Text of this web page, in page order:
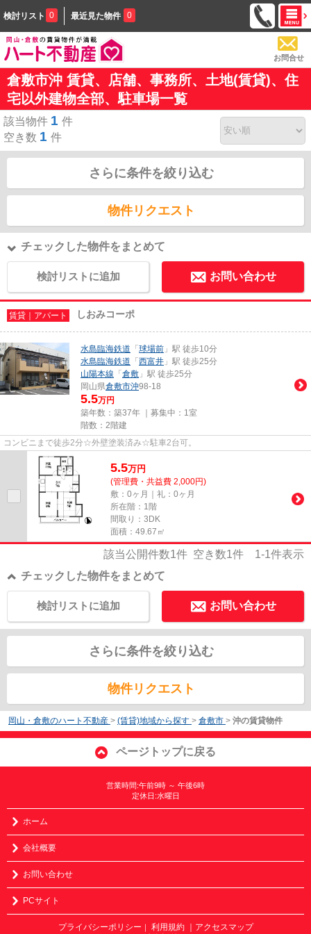
検討リスト 0 最近見た物件 0
お問合せ
倉敷市沖 賃貸、店舗、事務所、土地(賃貸)、住
宅以外建物全部、駐車場一覧
該当物件 1 件
空き数 1 件
さらに条件を絞り込む
物件リクエスト
チェックした物件をまとめて
検討リストに追加 お問い合わせ
賃貸｜アパート しおみコーポ
水島臨海鉄道 「 球場前 」駅 徒歩10分
水島臨海鉄道 「 西富井 」駅 徒歩25分
山陽本線 「 倉敷 」駅 徒歩25分
岡山県倉敷市沖98-18
5.5万円
築年数：築37年 ｜募集中： 1室
階数：2階建
コンビニまで徒歩2分☆外壁塗装済み☆駐車2台可。
5.5万円
(管理費・共益費 2,000円)
敷：0ヶ月｜礼：0ヶ月
所在階：1階
間取り：3DK
面積：49.67㎡
該当公開件数1件 空き数1件 1-1件表示
チェックした物件をまとめて
お問い合わせ
検討リストに追加
さらに条件を絞り込む
物件リクエスト
岡山・倉敷のハート不動産 > (賃貸)地域から探す > 倉敷市 > 沖の賃貸物件
ページトップに戻る
営業時間:午前9時 ～ 午後6時
定休日:水曜日
ホーム
会社概要
お問い合わせ
PCサイト
プライバシーポリシー ｜ 利用規約 ｜アクセスマップ